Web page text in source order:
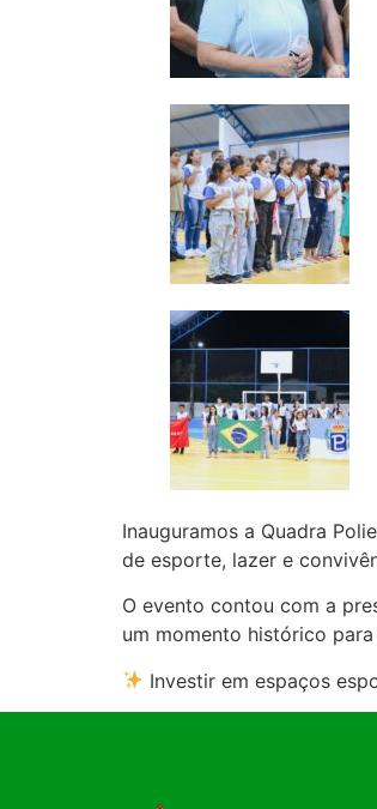
Inauguramos a Quadra
de esporte, lazer e
O evento contou com a
um momento histórico
Investir em espaços